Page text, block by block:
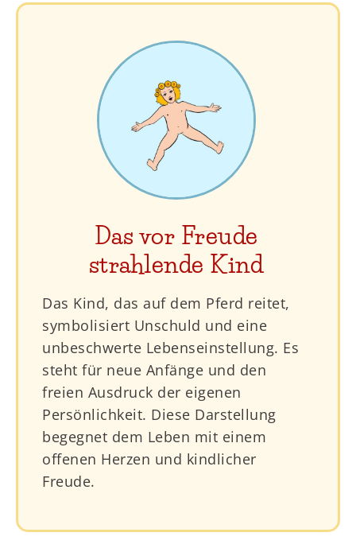
Das vor Freude
strahlende Kind
Das Kind, das auf dem Pferd reitet,
symbolisiert Unschuld und eine
unbeschwerte Lebenseinstellung. Es
steht für neue Anfänge und den
freien Ausdruck der eigenen
Persönlichkeit. Diese Darstellung
begegnet dem Leben mit einem
offenen Herzen und kindlicher
Freude.